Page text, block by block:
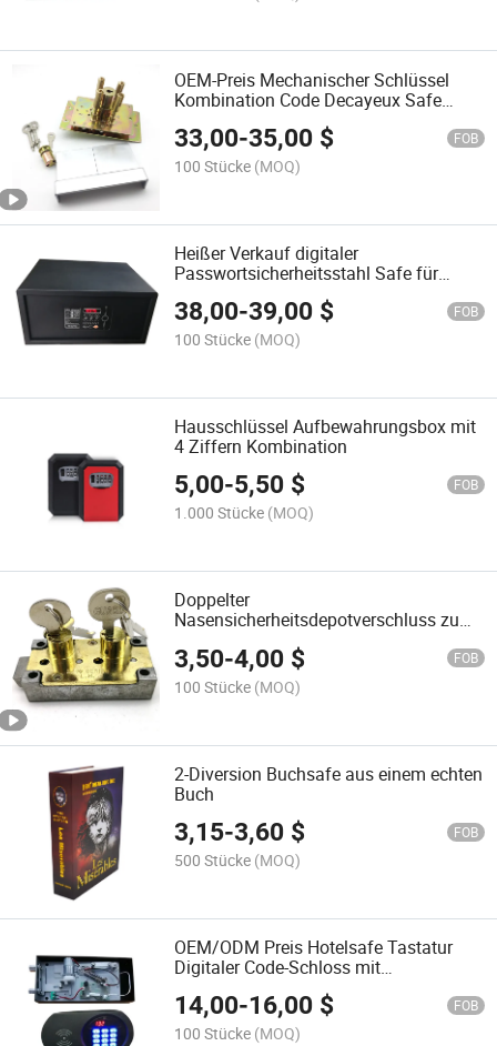
OEM-Preis Mechanischer Schlüssel
Kombination Code Decayeux Safe
33,00-35,00 $ FOB
100 Stücke (MOQ)
Heißer Verkauf digitaler
Passwortsicherheitsstahl Safe für
38,00-39,00 $ FOB
100 Stücke (MOQ)
Hausschlüssel Aufbewahrungsbox mit
4 Ziffern Kombination
5,00-5,50 $ FOB
1.000 Stücke (MOQ)
Doppelter
Nasensicherheitsdepotverschluss zum
3,50-4,00 $ FOB
100 Stücke (MOQ)
2-Diversion Buchsafe aus einem echten
Buch
3,15-3,60 $ FOB
500 Stücke (MOQ)
OEM/ODM Preis Hotelsafe Tastatur
Digitaler Code-Schloss mit
14,00-16,00 $ FOB
100 Stücke (MOQ)